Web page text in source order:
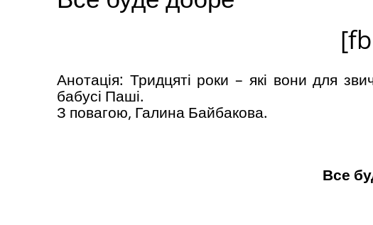
Анотація: Тридцяті роки – які вони для
бабусі Паші.
З повагою, Галина Байбакова.
Все